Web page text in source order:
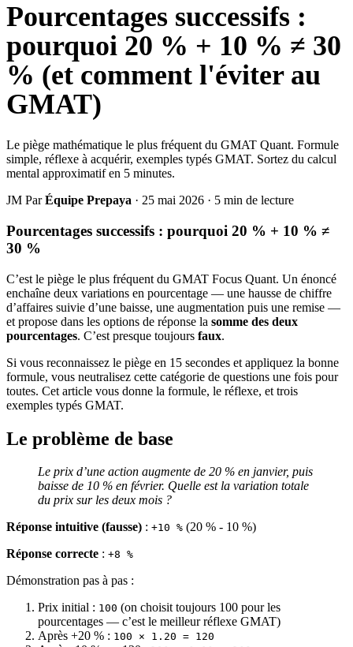
Pourcentages successifs :
pourquoi 20 % + 10 % ≠ 30
% (et comment l'éviter au
GMAT)
Le piège mathématique le plus fréquent du GMAT Quant. Formule
simple, réflexe à acquérir, exemples typés GMAT. Sortez du calcul
mental approximatif en 5 minutes.
JM ParÉquipe Prepaya · 25 mai 2026 · 5 min de lecture
Pourcentages successifs : pourquoi 20 % + 10 % ≠
30 %
C’est le piège le plus fréquent du GMAT Focus Quant. Un énoncé
enchaîne deux variations en pourcentage — une hausse de chiffre
d’affaires suivie d’une baisse, une augmentation puis une remise —
et propose dans les options de réponse la somme des deux
pourcentages. C’est presque toujours faux.
Si vous reconnaissez le piège en 15 secondes et appliquez la bonne
formule, vous neutralisez cette catégorie de questions une fois pour
toutes. Cet article vous donne la formule, le réflexe, et trois
exemples typés GMAT.
Le problème de base
Le prix d’une action augmente de 20 % en janvier, puis
baisse de 10 % en février. Quelle est la variation totale
du prix sur les deux mois ?
Réponse intuitive (fausse) : +10 % (20 % - 10 %)
Réponse correcte : +8 %
Démonstration pas à pas :
Prix initial : 100 (on choisit toujours 100 pour les
pourcentages — c’est le meilleur réflexe GMAT)
Après +20 % : 100 × 1.20 = 120